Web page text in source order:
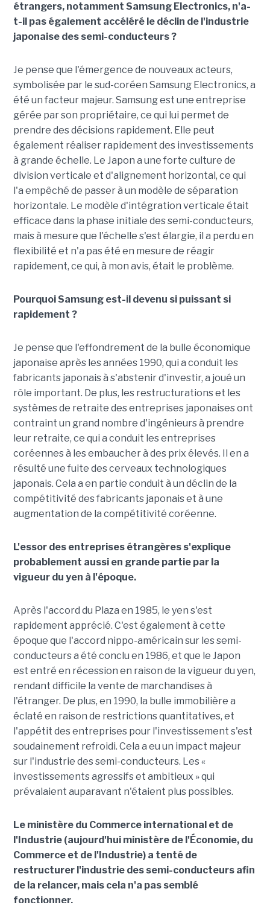
étrangers, notamment Samsung Electronics, n'a-
t-il pas également accéléré le déclin de l'industrie
japonaise des semi-conducteurs ?
Je pense que l'émergence de nouveaux acteurs,
symbolisée par le sud-coréen Samsung Electronics, a
été un facteur majeur. Samsung est une entreprise
gérée par son propriétaire, ce qui lui permet de
prendre des décisions rapidement. Elle peut
également réaliser rapidement des investissements
à grande échelle. Le Japon a une forte culture de
division verticale et d'alignement horizontal, ce qui
l'a empêché de passer à un modèle de séparation
horizontale. Le modèle d'intégration verticale était
efficace dans la phase initiale des semi-conducteurs,
mais à mesure que l'échelle s'est élargie, il a perdu en
flexibilité et n'a pas été en mesure de réagir
rapidement, ce qui, à mon avis, était le problème.
Pourquoi Samsung est-il devenu si puissant si
rapidement ?
Je pense que l'effondrement de la bulle économique
japonaise après les années 1990, qui a conduit les
fabricants japonais à s'abstenir d'investir, a joué un
rôle important. De plus, les restructurations et les
systèmes de retraite des entreprises japonaises ont
contraint un grand nombre d'ingénieurs à prendre
leur retraite, ce qui a conduit les entreprises
coréennes à les embaucher à des prix élevés. Il en a
résulté une fuite des cerveaux technologiques
japonais. Cela a en partie conduit à un déclin de la
compétitivité des fabricants japonais et à une
augmentation de la compétitivité coréenne.
L'essor des entreprises étrangères s'explique
probablement aussi en grande partie par la
vigueur du yen à l'époque.
Après l'accord du Plaza en 1985, le yen s'est
rapidement apprécié. C'est également à cette
époque que l'accord nippo-américain sur les semi-
conducteurs a été conclu en 1986, et que le Japon
est entré en récession en raison de la vigueur du yen,
rendant difficile la vente de marchandises à
l'étranger. De plus, en 1990, la bulle immobilière a
éclaté en raison de restrictions quantitatives, et
l'appétit des entreprises pour l'investissement s'est
soudainement refroidi. Cela a eu un impact majeur
sur l'industrie des semi-conducteurs. Les «
investissements agressifs et ambitieux » qui
prévalaient auparavant n'étaient plus possibles.
Le ministère du Commerce international et de
l'Industrie (aujourd'hui ministère de l'Économie, du
Commerce et de l'Industrie) a tenté de
restructurer l'industrie des semi-conducteurs afin
de la relancer, mais cela n'a pas semblé
fonctionner.